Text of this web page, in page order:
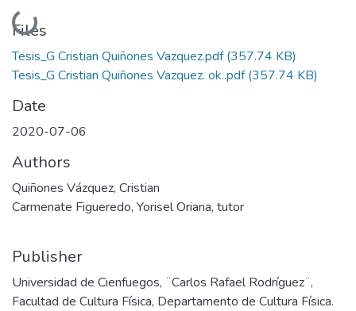
Loading...
Files
Tesis_G Cristian Quiñones Vazquez.pdf(357.74 KB)
Tesis_G Cristian Quiñones Vazquez. ok..pdf(357.74 KB)
Date
2020-07-06
Authors
Quiñones Vázquez, Cristian
Carmenate Figueredo, Yorisel Oriana, tutor
Publisher
Universidad de Cienfuegos, ¨Carlos Rafael Rodríguez¨,
Facultad de Cultura Física, Departamento de Cultura Física.